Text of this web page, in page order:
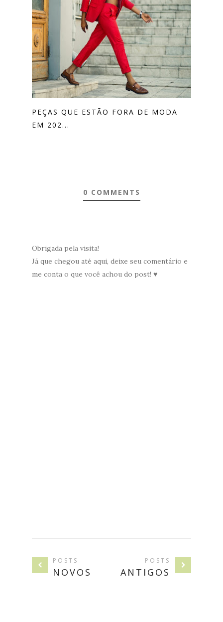
PEÇAS QUE ESTÃO FORA DE MODA
EM 202...
0 COMMENTS
Obrigada pela visita!
Já que chegou até aqui, deixe seu comentário e
me conta o que você achou do post! ♥
POSTS
NOVOS
POSTS
ANTIGOS